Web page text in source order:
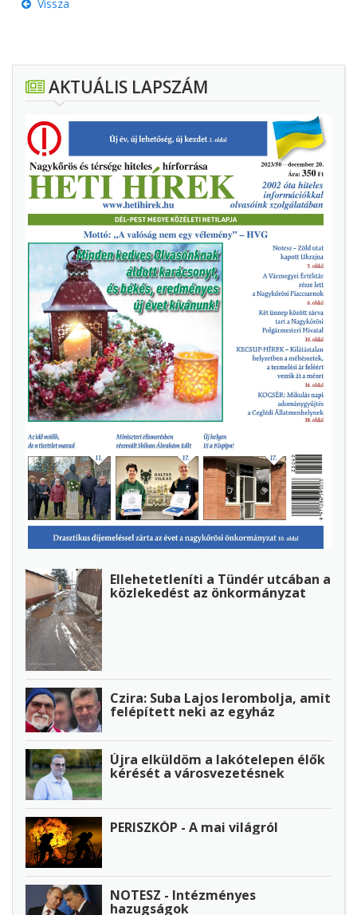
Vissza
AKTUÁLIS LAPSZÁM
Ellehetetleníti a Tündér utcában a
közlekedést az önkormányzat
Czira: Suba Lajos lerombolja, amit
felépített neki az egyház
Újra elküldöm a lakótelepen élők
kérését a városvezetésnek
PERISZKÓP - A mai világról
NOTESZ - Intézményes
hazugságok